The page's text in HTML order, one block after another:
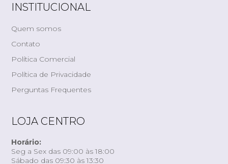
INSTITUCIONAL
Quem somos
Contato
Política Comercial
Política de Privacidade
Perguntas Frequentes
LOJA CENTRO
Horário:
Seg a Sex das 09:00 às 18:00
Sábado das 09:30 às 13:30